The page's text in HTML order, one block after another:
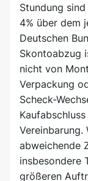
Stundung
4% über dem
Deutschen
Skontoabzug
nicht von
Verpackung
Scheck-
Vereinbarung.
abweichende
insbesondere
größeren